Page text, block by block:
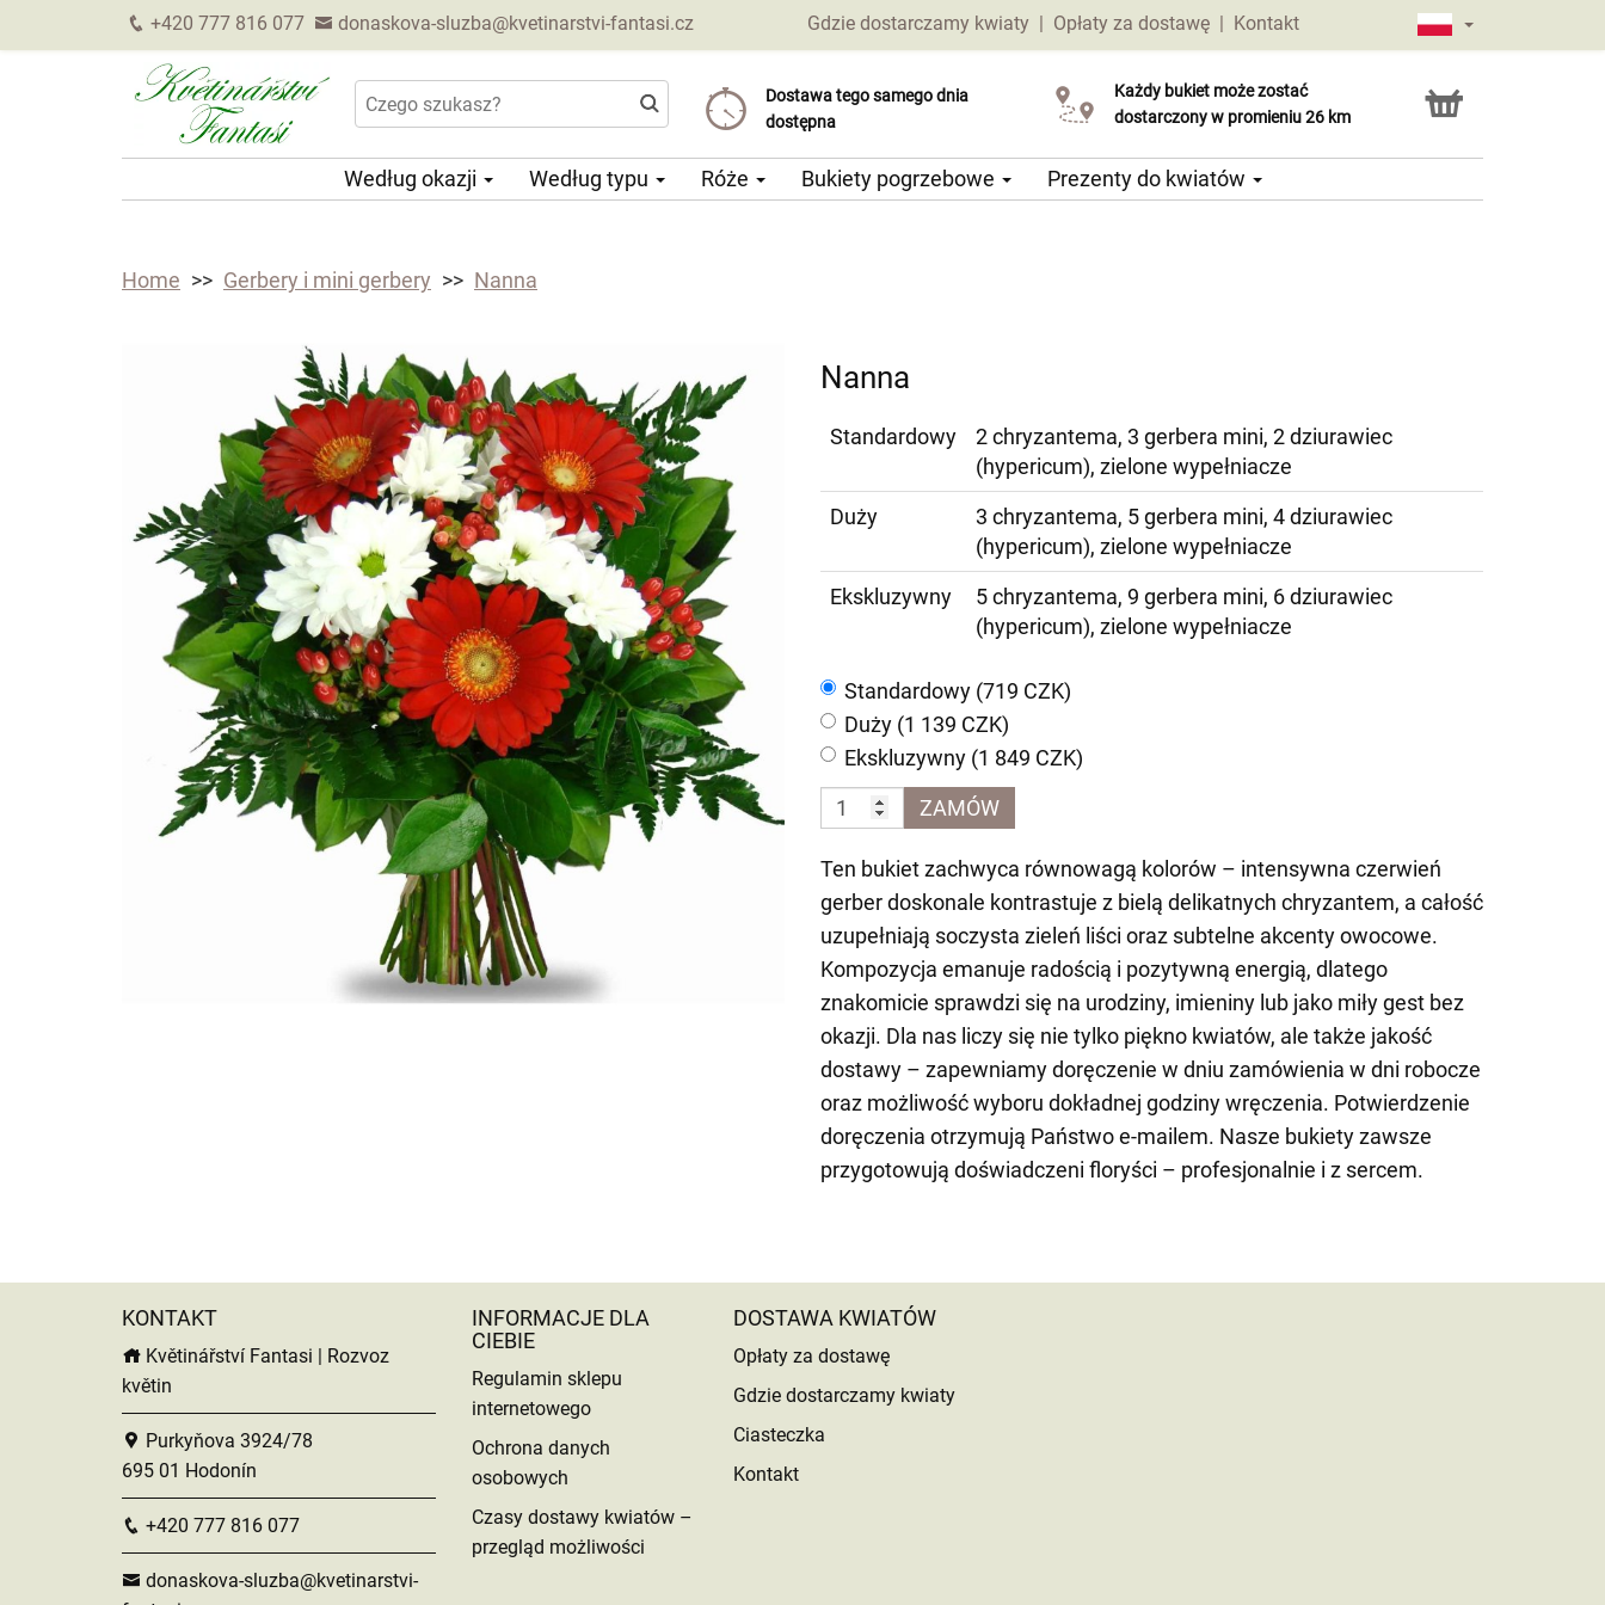
+420 777 816 077 donaskova-sluzba@kvetinarstvi-fantasi.cz Gdzie dostarczamy kwiaty | Opłaty za dostawę | Kontakt
Dostawa tego samego dnia
dostępna
Koszt dostawy już od 69 CZK
Wybierz datę dostawy
Każdy bukiet może zostać
dostarczony w promieniu 26 km
Usługa Click & Collect
Według okazji Według typu Róże Bukiety pogrzebowe Prezenty do kwiatów
Home Gerbery i mini gerbery Nanna
Nanna
Standardowy
2 chryzantema, 3 gerbera mini, 2 dziurawiec
(hypericum), zielone wypełniacze
Duży
3 chryzantema, 5 gerbera mini, 4 dziurawiec
(hypericum), zielone wypełniacze
Ekskluzywny
5 chryzantema, 9 gerbera mini, 6 dziurawiec
(hypericum), zielone wypełniacze
Standardowy (719 CZK)
Duży (1 139 CZK)
Ekskluzywny (1 849 CZK)
ZAMÓW
Ten bukiet zachwyca równowagą kolorów – intensywna czerwień
gerber doskonale kontrastuje z bielą delikatnych chryzantem, a całość
uzupełniają soczysta zieleń liści oraz subtelne akcenty owocowe.
Kompozycja emanuje radością i pozytywną energią, dlatego
znakomicie sprawdzi się na urodziny, imieniny lub jako miły gest bez
okazji. Dla nas liczy się nie tylko piękno kwiatów, ale także jakość
dostawy – zapewniamy doręczenie w dniu zamówienia w dni robocze
oraz możliwość wyboru dokładnej godziny wręczenia. Potwierdzenie
doręczenia otrzymują Państwo e-mailem. Nasze bukiety zawsze
przygotowują doświadczeni floryści – profesjonalnie i z sercem.
KONTAKT
Květinářství Fantasi | Rozvoz
květin
Purkyňova 3924/78
695 01 Hodonín
+420 777 816 077
donaskova-sluzba@kvetinarstvi-
INFORMACJE DLA
CIEBIE
Regulamin sklepu
internetowego
Ochrona danych
osobowych
Czasy dostawy kwiatów –
przegląd możliwości
DOSTAWA KWIATÓW
Opłaty za dostawę
Gdzie dostarczamy kwiaty
Ciasteczka
Kontakt